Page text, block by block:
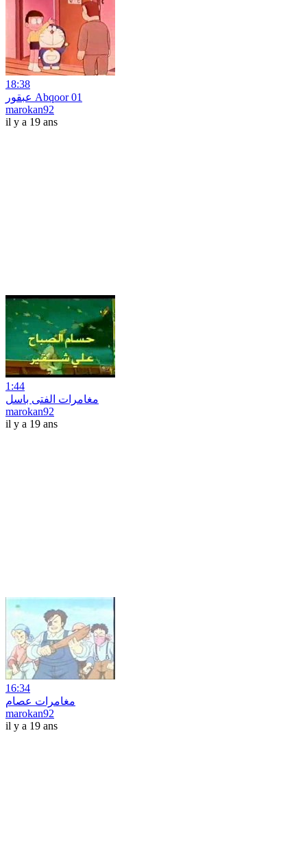
18:38
عبقور Abqoor 01
marokan92
il y a 19 ans
1:44
مغامرات الفتى باسل
marokan92
il y a 19 ans
16:34
مغامرات عصام
marokan92
il y a 19 ans